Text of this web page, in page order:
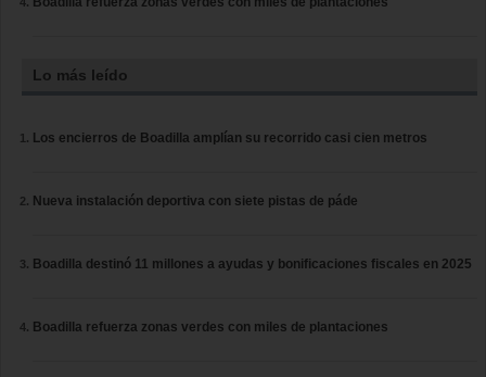
Lo más leído
Los encierros de Boadilla amplían su recorrido casi cien metros
Nueva instalación deportiva con siete pistas de páde
Boadilla destinó 11 millones a ayudas y bonificaciones fiscales en 2025
Boadilla refuerza zonas verdes con miles de plantaciones